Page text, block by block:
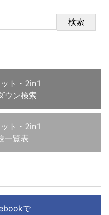
検索
ト・2in1
ウン検索
ト・2in1
一覧表
で